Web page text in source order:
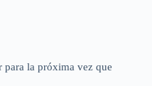
para la próxima vez que